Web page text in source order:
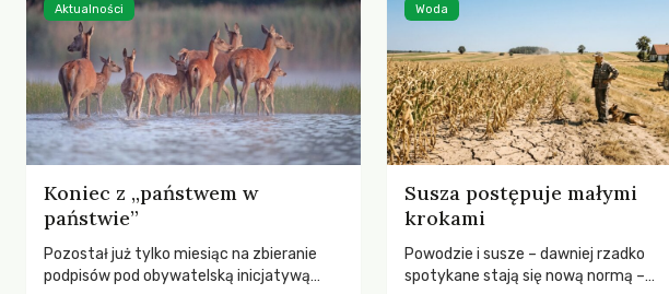
Koniec z „państwem w
państwie”
Pozostał już tylko miesiąc na zbieranie
podpisów pod obywatelską inicjatywą
Aktualności
Susza postępuje małymi
krokami
Powodzie i susze – dawniej rzadko
spotykane stają się nową normą –
Woda